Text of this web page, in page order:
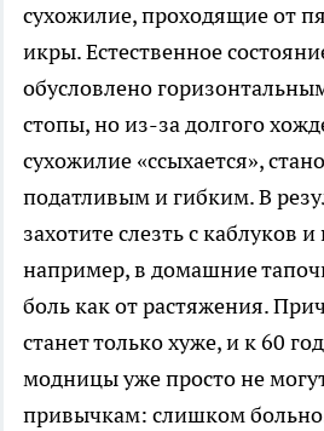
сухожилие, проходящие от
икры. Естественное
обусловлено
стопы, но из-за долгого
сухожилие «ссыхается»,
податливым и гибким. В
захотите слезть с каблуков и
например, в домашние
боль как от растяжения.
станет только хуже, и к 60
модницы уже просто не
привычкам: слишком